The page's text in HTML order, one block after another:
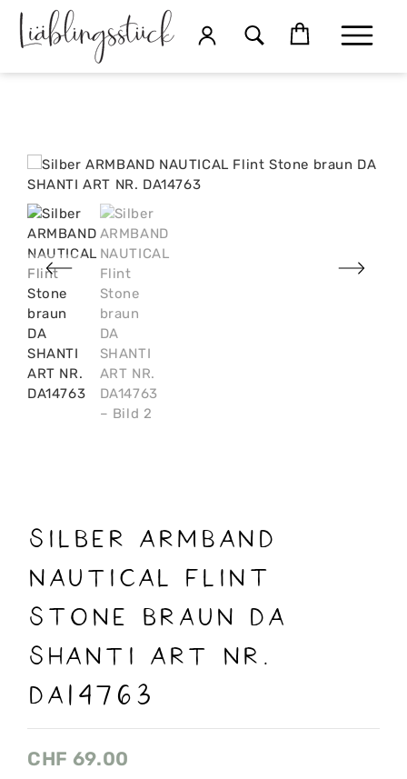
Silber ARMBAND
NAUTICAL Flint
Stone braun DA
SHANTI ART NR.
DA14763
CHF 69.00